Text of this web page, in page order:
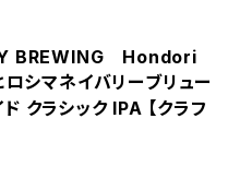
BREWING Hondori
マネイバリーブリュー
クラシック IPA 【クラフ